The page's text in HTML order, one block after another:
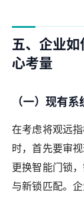
五、企业
心考量
（一）现有
在考虑将观远
时，首先要审
更换智能门锁
与新锁匹配。